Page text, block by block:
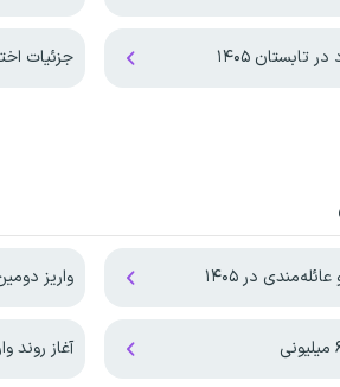
۱۴۰۵ جزئیات
در ۱۴۰۵ واریز دومین مرحله وام
آغاز روند